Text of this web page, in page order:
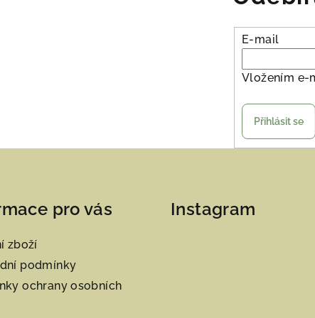
E-mail
Vložením e-
Přihlásit se
pro vás
zboží
podmínky
ochrany osobních
Instagram